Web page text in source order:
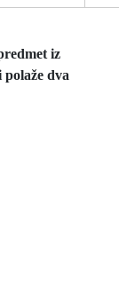
iz
dva